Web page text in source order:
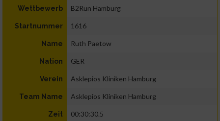
Wettbewerb B2Run Hamburg
Startnummer 1616
Name Ruth Paetow
Nation GER
Verein Asklepios Kliniken Hamburg
Team Name Asklepios Kliniken Hamburg
Zeit 00:30:30.5